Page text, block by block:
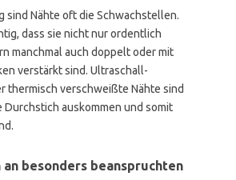
sind Nähte oft die Schwachstellen.
dass sie nicht nur ordentlich
manchmal auch doppelt oder mit
verstärkt sind. Ultraschall-
thermisch verschweißte Nähte sind
Durchstich auskommen und somit
besonders beanspruchten